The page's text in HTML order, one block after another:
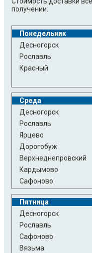
получении.
Понедельник
Десногорск
Рославль
Красный
Среда
Десногорск
Рославль
Ярцево
Дорогобуж
Верхнеднепровский
Кардымово
Сафоново
Пятница
Десногорск
Рославль
Сафоново
Вязьма